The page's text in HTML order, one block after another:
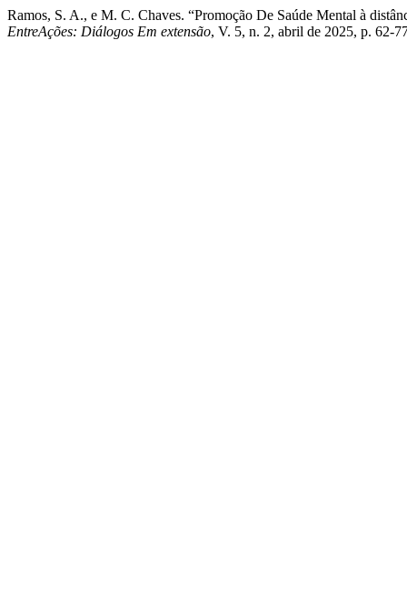
Ramos, S. A., e M. C. Chaves. “Promoção De Saúde Mental à
EntreAções: Diálogos Em extensão, V. 5, n. 2, abril de 2025, p. 62-